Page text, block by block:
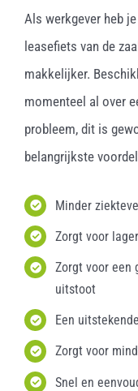
Als werkgever heb
leasefiets van de
makkelijker.
momenteel al over
probleem, dit is
belangrijkste
Minder
Zorgt voor
Zorgt voor een
uitstoot
Een
Zorgt voor
Snel en